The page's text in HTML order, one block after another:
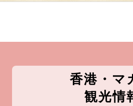
香港・マ
観光情